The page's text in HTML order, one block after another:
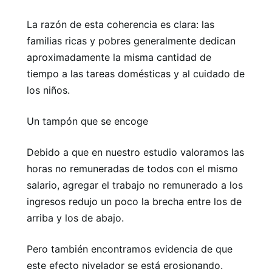
La razón de esta coherencia es clara: las
familias ricas y pobres generalmente dedican
aproximadamente la misma cantidad de
tiempo a las tareas domésticas y al cuidado de
los niños.
Un tampón que se encoge
Debido a que en nuestro estudio valoramos las
horas no remuneradas de todos con el mismo
salario, agregar el trabajo no remunerado a los
ingresos redujo un poco la brecha entre los de
arriba y los de abajo.
Pero también encontramos evidencia de que
este efecto nivelador se está erosionando.